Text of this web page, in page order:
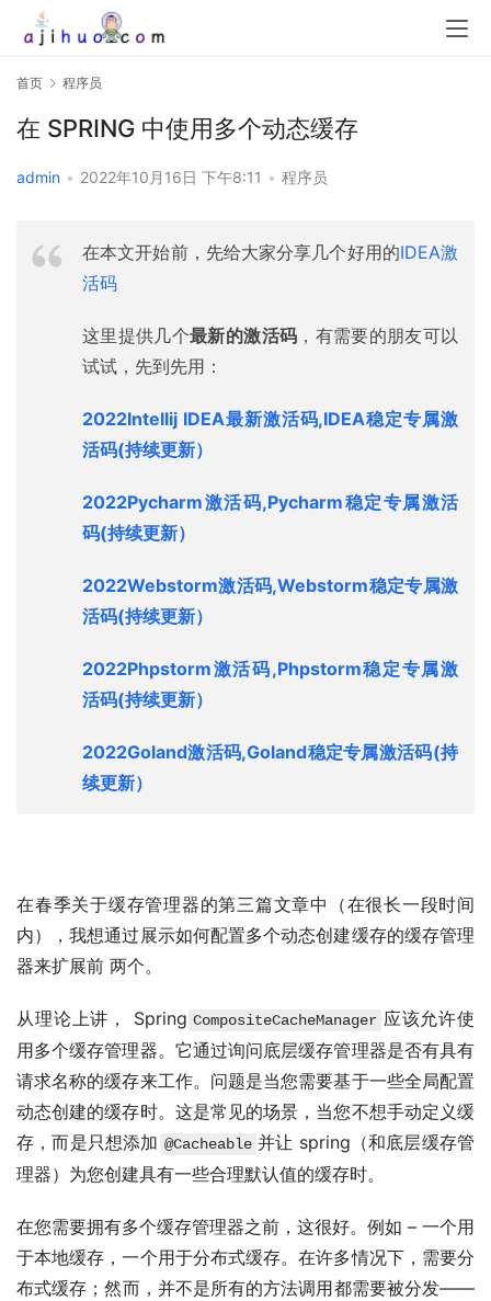
首页 程序员
在 SPRING 中使用多个动态缓存
admin • 2022年10月16日 下午8:11 • 程序员
在本文开始前，先给大家分享几个好用的IDEA激
活码
这里提供几个最新的激活码 ，有需要的朋友可以
试试，先到先用：
2022Intellij IDEA最新激活码,IDEA稳定专属激
活码(持续更新）
2022Pycharm激活码,Pycharm稳定专属激活
码(持续更新）
2022Webstorm激活码,Webstorm稳定专属激
活码(持续更新）
2022Phpstorm激活码,Phpstorm稳定专属激
活码(持续更新）
2022Goland激活码,Goland稳定专属激活码(持
续更新）
在春季关于缓存管理器的第三篇文章中（在很长一段时间
内），我想通过展示如何配置多个动态创建缓存的缓存管理
器来扩展前 两个。
从理论上讲， Spring CompositeCacheManager 应该允许使
用多个缓存管理器。它通过询问底层缓存管理器是否有具有
请求名称的缓存来工作。问题是当您需要基于一些全局配置
动态创建的缓存时。这是常见的场景，当您不想手动定义缓
存，而是只想添加 @Cacheable 并让 spring（和底层缓存管
理器）为您创建具有一些合理默认值的缓存时。
在您需要拥有多个缓存管理器之前，这很好。例如 – 一个用
于本地缓存，一个用于分布式缓存。在许多情况下，需要分
布式缓存；然而，并不是所有的方法调用都需要被分发——